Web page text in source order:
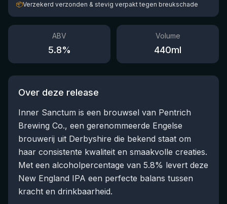
📦Verzekerd verzonden & stevig verpakt tegen breukschade
ABV
5.8%
Volume
440ml
Over deze release
Inner Sanctum is een brouwsel van Pentrich
Brewing Co., een gerenommeerde Engelse
brouwerij uit Derbyshire die bekend staat om
haar consistente kwaliteit en smaakvolle creaties.
Met een alcoholpercentage van 5.8% levert deze
New England IPA een perfecte balans tussen
kracht en drinkbaarheid.